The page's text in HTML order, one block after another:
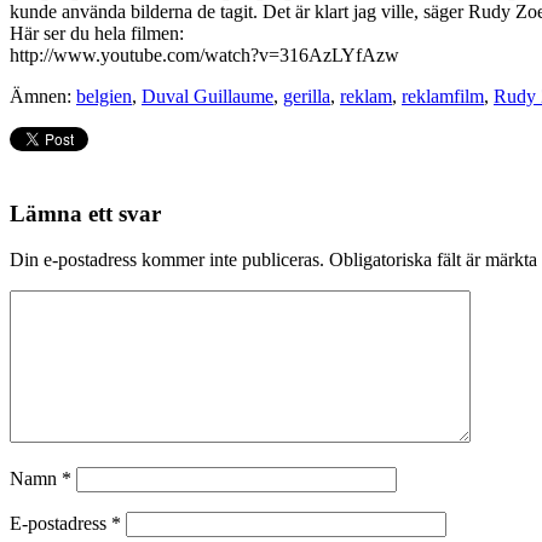
kunde använda bilderna de tagit. Det är klart jag ville, säger Rudy
Här ser du hela filmen:
http://www.youtube.com/watch?v=316AzLYfAzw
Ämnen: belgien, Duval Guillaume, gerilla, reklam, reklamfilm, Rudy
Lämna ett svar
Din e-postadress kommer inte publiceras. Obligatoriska fält är märkta
Namn *
E-postadress *